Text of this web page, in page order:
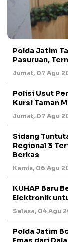
Polda Jatim
Pasuruan,
Jumat, 07 Agu
Polisi Usut
Kursi Taman
Jumat, 07 Agu
Sidang
Regional 3
Berkas
Kamis, 06 Agu
KUHAP Baru
Elektronik
Selasa, 04 Agu
Polda Jatim